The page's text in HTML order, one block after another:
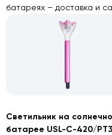
батареях – доставка и
Светильник на
батарее USL-C-420/